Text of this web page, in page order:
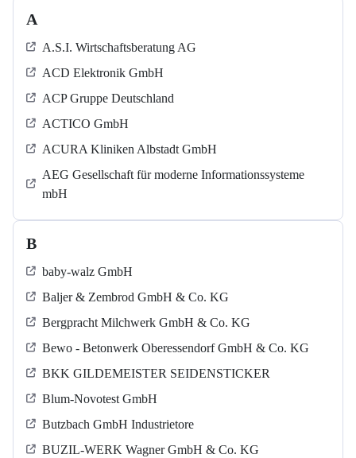
A
A.S.I. Wirtschaftsberatung AG
ACD Elektronik GmbH
ACP Gruppe Deutschland
ACTICO GmbH
ACURA Kliniken Albstadt GmbH
AEG Gesellschaft für moderne Informationssysteme
mbH
B
baby-walz GmbH
Baljer & Zembrod GmbH & Co. KG
Bergpracht Milchwerk GmbH & Co. KG
Bewo - Betonwerk Oberessendorf GmbH & Co. KG
BKK GILDEMEISTER SEIDENSTICKER
Blum-Novotest GmbH
Butzbach GmbH Industrietore
BUZIL-WERK Wagner GmbH & Co. KG